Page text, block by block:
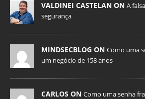
VALDINEI CASTELAN ON A
segurança
MINDSECBLOG ON Como uma
um negócio de 158 anos
CARLOS ON Como uma senha